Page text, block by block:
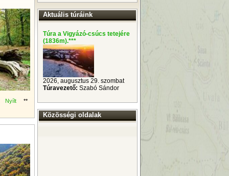
Nyílt **
Aktuális túráink
Túra a Vigyázó-csúcs tetejére
(1836m).***
2026, augusztus 29. szombat
Túravezető: Szabó Sándor
Közösségi oldalak